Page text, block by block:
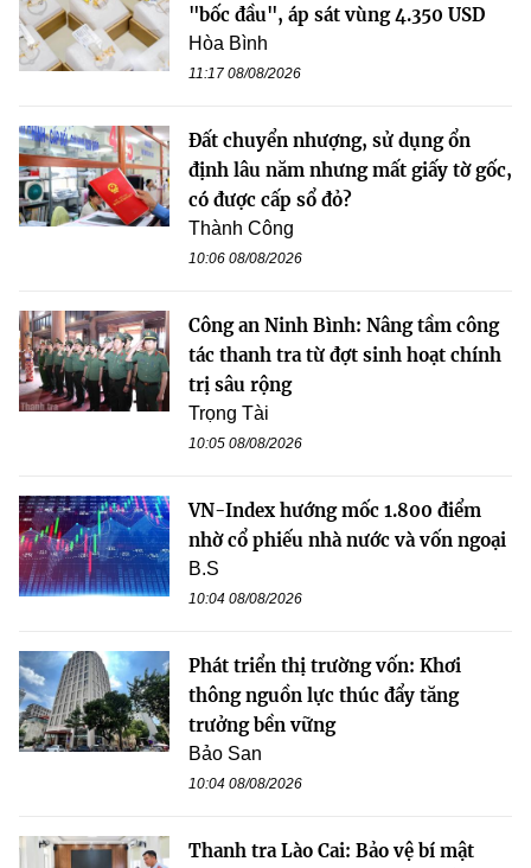
"bốc đầu", áp sát vùng 4.350 USD
Hòa Bình
11:17 08/08/2026
Đất chuyển nhượng, sử dụng ổn
định lâu năm nhưng mất giấy tờ gốc,
có được cấp sổ đỏ?
Thành Công
10:06 08/08/2026
Công an Ninh Bình: Nâng tầm công
tác thanh tra từ đợt sinh hoạt chính
trị sâu rộng
Trọng Tài
10:05 08/08/2026
VN-Index hướng mốc 1.800 điểm
nhờ cổ phiếu nhà nước và vốn ngoại
B.S
10:04 08/08/2026
Phát triển thị trường vốn: Khơi
thông nguồn lực thúc đẩy tăng
trưởng bền vững
Bảo San
10:04 08/08/2026
Thanh tra Lào Cai: Bảo vệ bí mật